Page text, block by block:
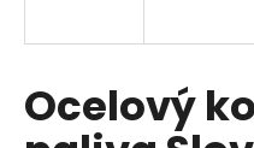
Ocelový
í
t